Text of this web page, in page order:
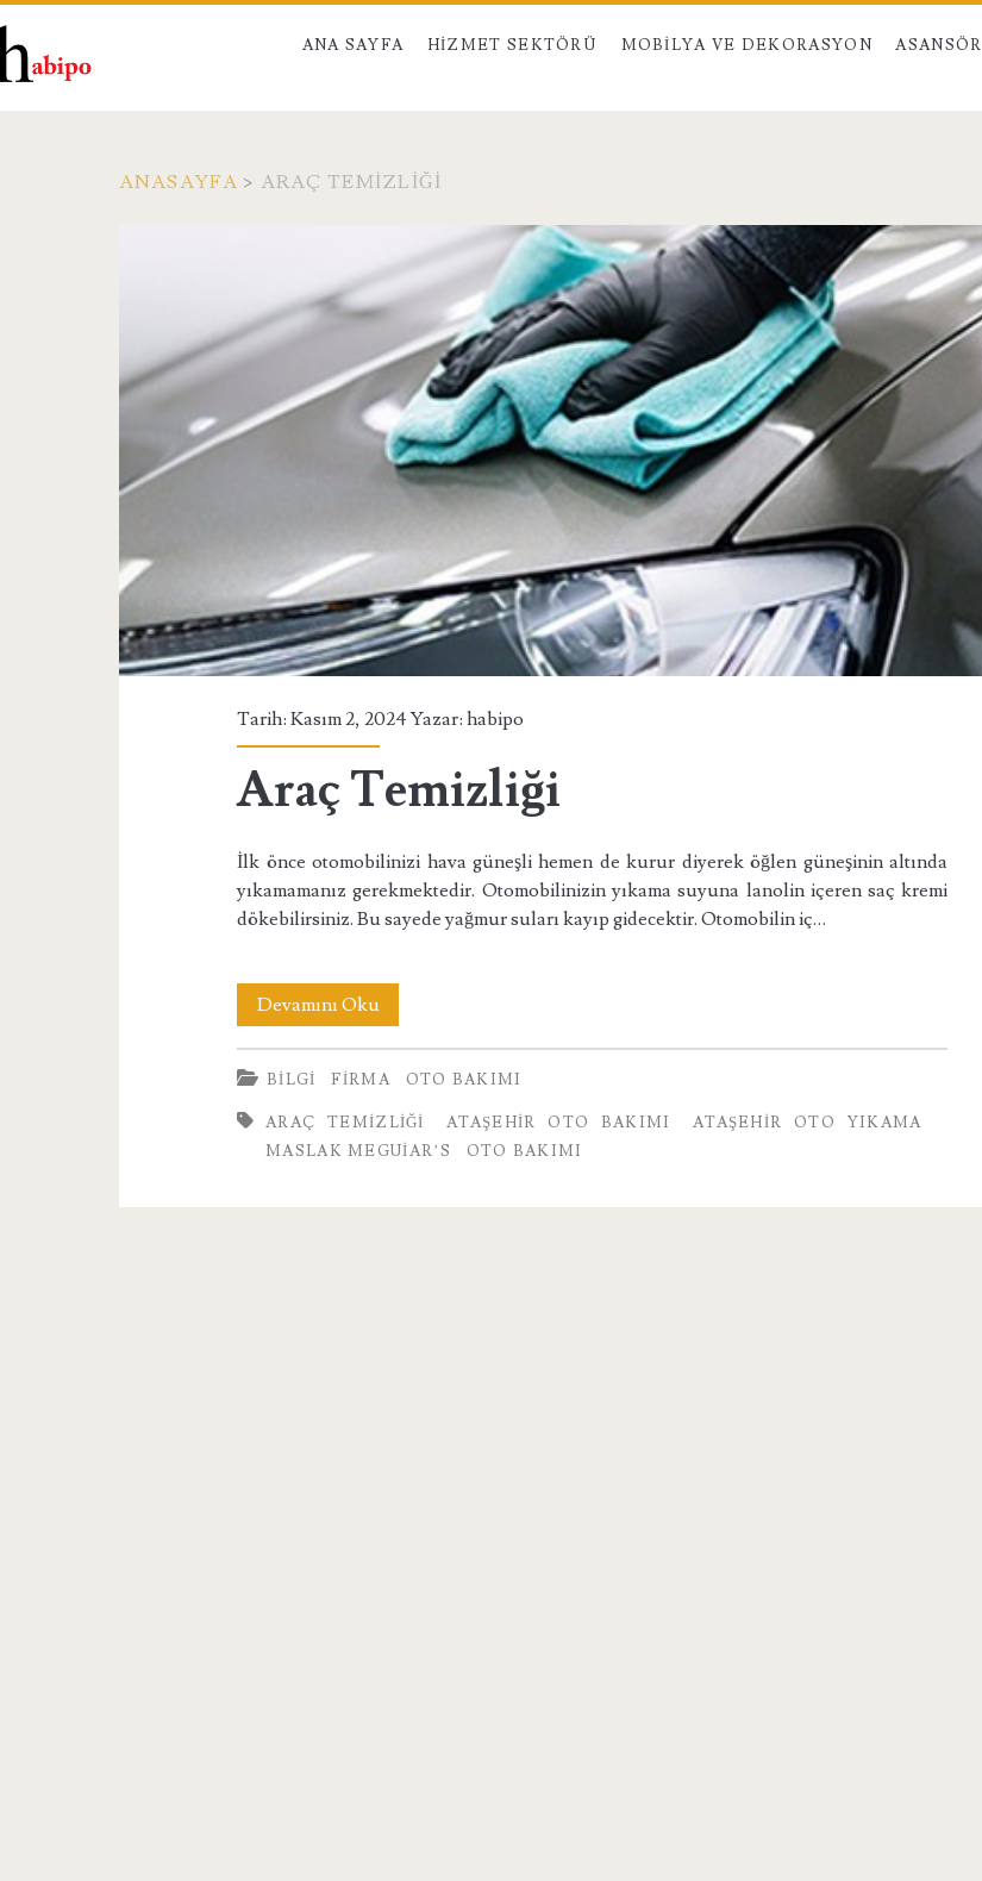
ANA SAYFA HIZMET SEKTÖRÜ MOBILYA VE DEKORASYON ASANSÖR
ANASAYFA > ARAÇ TEMIZLIĞI
<span>Araç
Temizliği</span>
Tarih: Kasım 2, 2024 Yazar:habipo
Araç Temizliği
İlk önce otomobilinizi hava güneşli hemen de kurur diyerek öğlen güneşinin altında
yıkamamanız gerekmektedir. Otomobilinizin yıkama suyuna lanolin içeren saç kremi
dökebilirsiniz. Bu sayede yağmur suları kayıp gidecektir. Otomobilin iç…
Devamını OkuAraç
Temizliği
BILGI FIRMA OTO BAKIMI
ARAÇ TEMIZLIĞI ATAŞEHIR OTO BAKIMI
ATAŞEHIR OTO YIKAMA
MASLAK MEGUIAR’S
OTO BAKIMI